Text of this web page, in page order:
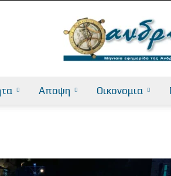
Αποψη Οικονομια